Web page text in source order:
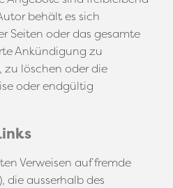
behält es sich
Seiten oder das gesamte
Ankündigung zu
zu löschen oder die
oder endgültig
Verweisen auf fremde
die ausserhalb des